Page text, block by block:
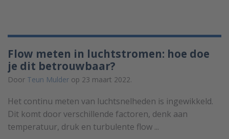
Flow meten in luchtstromen: hoe doe
je dit betrouwbaar?
Door Teun Mulder op 23 maart 2022.
Het continu meten van luchtsnelheden is ingewikkeld.
Dit komt door verschillende factoren, denk aan
temperatuur, druk en turbulente flow ...